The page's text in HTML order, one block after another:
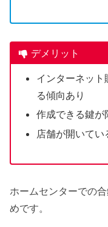
デメリット
インターネット
る傾向あり
作成できる鍵が
店舗が開いて
ホームセンターでの
めです。